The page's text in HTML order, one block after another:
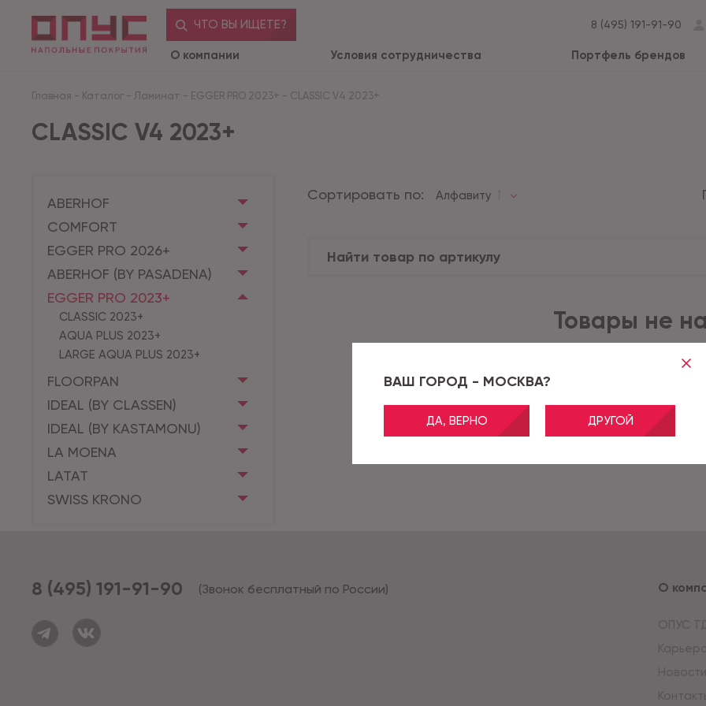
ВАШ ГОРОД - МОСКВА?
ДА, ВЕРНО ДРУГОЙ
ЧТО ВЫ ИЩЕТЕ? 8 (495) 191-91-90
О компании Условия сотрудничества Портфель брендов
Главная - Каталог - Ламинат - EGGER PRO 2023+ - CLASSIC V4 2023+
CLASSIC V4 2023+
ABERHOF
COMFORT
EGGER PRO 2026+
ABERHOF (BY PASADENA)
EGGER PRO 2023+
CLASSIC 2023+
AQUA PLUS 2023+
LARGE AQUA PLUS 2023+
FLOORPAN
IDEAL (BY CLASSEN)
IDEAL (BY KASTAMONU)
LA MOENA
LATAT
SWISS KRONO
Сортировать по: Алфавиту
Товары не
8 (495) 191-91-90 (Звонок бесплатный по России) О
ОПУС
Новости